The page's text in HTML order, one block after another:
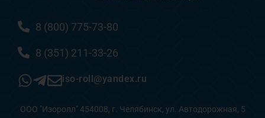
8 (800) 775-73-80
8 (351) 211-33-26
iso-roll@yandex.ru
ООО "Изоролл" 454008, г. Челябинск, ул. Автодорожная, 5